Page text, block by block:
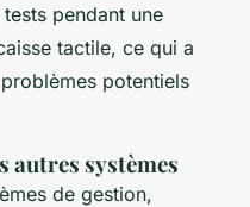
pendant une
tactile, ce qui a
potentiels
autres systèmes
de gestion,